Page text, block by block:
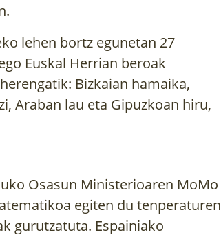
lehen bortz egunetan 27
Euskal Herrian beroak
Bizkaian hamaika,
Araban lau eta Gipuzkoan hiru,
Osasun Ministerioaren MoMo
egiten du tenperaturen
gurutzatuta. Espainiako